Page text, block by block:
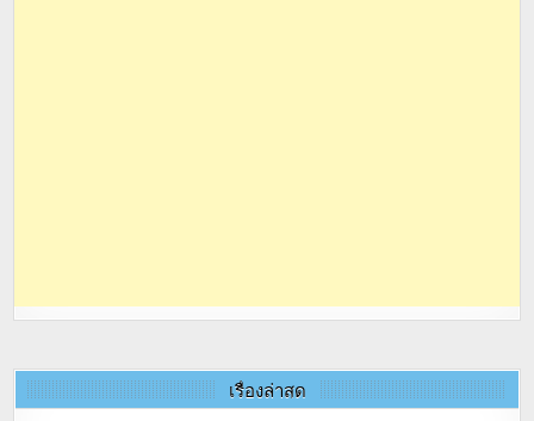
เรื่องล่าสุด